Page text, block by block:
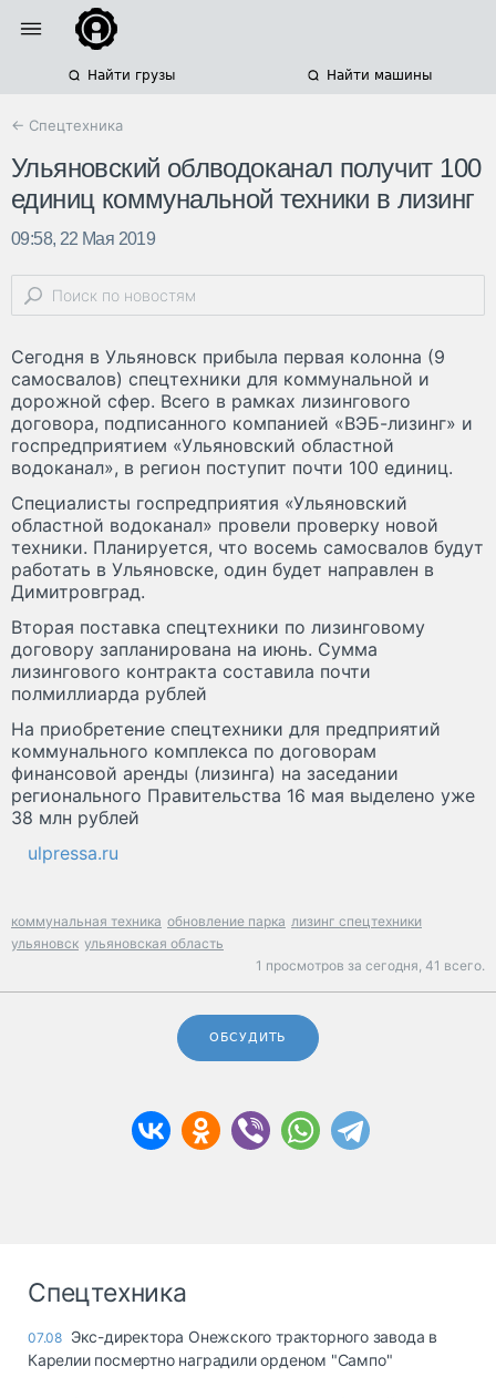
Найти грузы Найти машины
← Спецтехника
Ульяновский облводоканал получит 100
единиц коммунальной техники в лизинг
09:58, 22 Мая 2019
Сегодня в Ульяновск прибыла первая колонна (9
самосвалов) спецтехники для коммунальной и
дорожной сфер. Всего в рамках лизингового
договора, подписанного компанией «ВЭБ-лизинг» и
госпредприятием «Ульяновский областной
водоканал», в регион поступит почти 100 единиц.
Специалисты госпредприятия «Ульяновский
областной водоканал» провели проверку новой
техники. Планируется, что восемь самосвалов будут
работать в Ульяновске, один будет направлен в
Димитровград.
Вторая поставка спецтехники по лизинговому
договору запланирована на июнь. Сумма
лизингового контракта составила почти
полмиллиарда рублей
На приобретение спецтехники для предприятий
коммунального комплекса по договорам
финансовой аренды (лизинга) на заседании
регионального Правительства 16 мая выделено уже
38 млн рублей
ulpressa.ru
коммунальная техника обновление парка лизинг спецтехники
ульяновск ульяновская область
1 просмотров за сегодня, 41 всего.
ОБСУДИТЬ
Спецтехника
07.08 Экс-директора Онежского тракторного завода в
Карелии посмертно наградили орденом "Сампо"